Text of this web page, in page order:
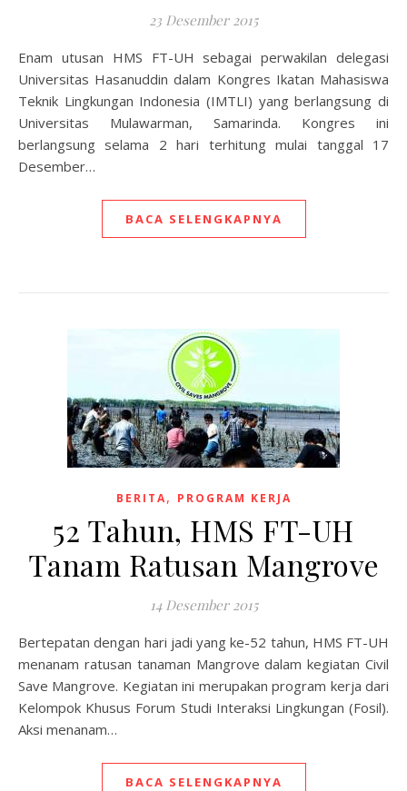
23 Desember 2015
Enam utusan HMS FT-UH sebagai perwakilan delegasi
Universitas Hasanuddin dalam Kongres Ikatan Mahasiswa
Teknik Lingkungan Indonesia (IMTLI) yang berlangsung di
Universitas Mulawarman, Samarinda. Kongres ini
berlangsung selama 2 hari terhitung mulai tanggal 17
Desember…
BACA SELENGKAPNYA
BERITA, PROGRAM KERJA
52 Tahun, HMS FT-UH
Tanam Ratusan Mangrove
14 Desember 2015
Bertepatan dengan hari jadi yang ke-52 tahun, HMS FT-UH
menanam ratusan tanaman Mangrove dalam kegiatan Civil
Save Mangrove. Kegiatan ini merupakan program kerja dari
Kelompok Khusus Forum Studi Interaksi Lingkungan (Fosil).
Aksi menanam…
BACA SELENGKAPNYA